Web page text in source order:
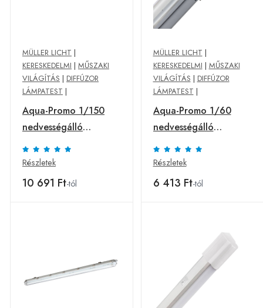
MÜLLER LICHT |
KERESKEDELMI | MŰSZAKI
VILÁGÍTÁS | DIFFÚZOR
LÁMPATEST |
Aqua-Promo 1/150
nedvességálló
lámpatest, 157,2 cm
G13 2100 lm 840
Részletek
10 691 Ft-tól
MÜLLER LICHT |
KERESKEDELMI | MŰSZAKI
VILÁGÍTÁS | DIFFÚZOR
LÁMPATEST |
Aqua-Promo 1/60
nedvességálló
lámpatest, 68 cm,
G13, 840 lm 4000 K
Részletek
6 413 Ft-tól